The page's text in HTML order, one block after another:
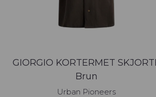
GIORGIO KORTERMET
Brun
Urban Pioneers